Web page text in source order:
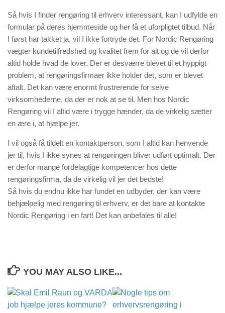
Så hvis I finder rengøring til erhverv interessant, kan I udfylde en
formular på deres hjemmeside og her få et uforpligtet tilbud. Når
I først har takket ja, vil I ikke fortryde det. For Nordic Rengøring
vægter kundetilfredshed og kvalitet frem for alt og de vil derfor
altid holde hvad de lover. Der er desværre blevet til et hyppigt
problem, at rengøringsfirmaer ikke holder det, som er blevet
aftalt. Det kan være enormt frustrerende for selve
virksomhederne, da der er nok at se til. Men hos Nordic
Rengøring vil I altid være i trygge hænder, da de virkelig sætter
en ære i, at hjælpe jer.
I vil også få tildelt en kontaktperson, som I altid kan henvende
jer til, hvis I ikke synes at rengøringen bliver udført optimalt. Der
er derfor mange fordelagtige kompetencer hos dette
rengøringsfirma, da de virkelig vil jer det bedste!
Så hvis du endnu ikke har fundet en udbyder, der kan være
behjælpelig med rengøring til erhverv, er det bare at kontakte
Nordic Rengøring i en fart! Det kan anbefales til alle!
YOU MAY ALSO LIKE...